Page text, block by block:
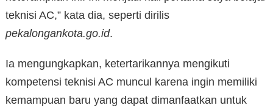
teknisi AC,” kata dia, seperti dirilis
pekalongankota.go.id.
Ia mengungkapkan, ketertarikannya mengikuti
kompetensi teknisi AC muncul karena ingin memiliki
kemampuan baru yang dapat dimanfaatkan untuk